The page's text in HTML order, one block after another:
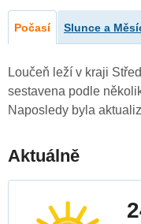
Počasí Slunce a
Loučeň leží v kraji
sestavena podle
Naposledy byla
Aktuálně